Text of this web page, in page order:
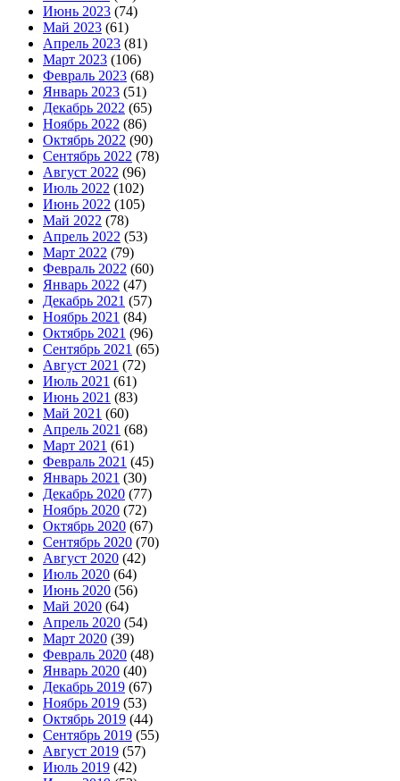
Июнь 2023 (74)
Май 2023 (61)
Апрель 2023 (81)
Март 2023 (106)
Февраль 2023 (68)
Январь 2023 (51)
Декабрь 2022 (65)
Ноябрь 2022 (86)
Октябрь 2022 (90)
Сентябрь 2022 (78)
Август 2022 (96)
Июль 2022 (102)
Июнь 2022 (105)
Май 2022 (78)
Апрель 2022 (53)
Март 2022 (79)
Февраль 2022 (60)
Январь 2022 (47)
Декабрь 2021 (57)
Ноябрь 2021 (84)
Октябрь 2021 (96)
Сентябрь 2021 (65)
Август 2021 (72)
Июль 2021 (61)
Июнь 2021 (83)
Май 2021 (60)
Апрель 2021 (68)
Март 2021 (61)
Февраль 2021 (45)
Январь 2021 (30)
Декабрь 2020 (77)
Ноябрь 2020 (72)
Октябрь 2020 (67)
Сентябрь 2020 (70)
Август 2020 (42)
Июль 2020 (64)
Июнь 2020 (56)
Май 2020 (64)
Апрель 2020 (54)
Март 2020 (39)
Февраль 2020 (48)
Январь 2020 (40)
Декабрь 2019 (67)
Ноябрь 2019 (53)
Октябрь 2019 (44)
Сентябрь 2019 (55)
Август 2019 (57)
Июль 2019 (42)